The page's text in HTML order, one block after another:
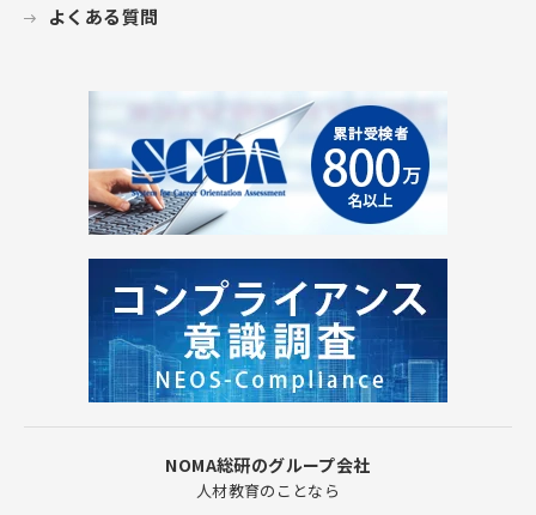
よくある質問
NOMA総研のグループ会社
人材教育のことなら